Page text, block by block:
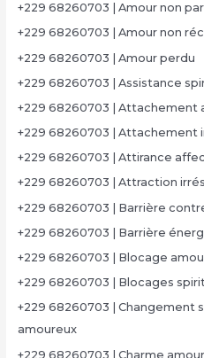
+229 68260703 | Amour non
+229 68260703 | Amour non
+229 68260703 | Amour perdu
+229 68260703 | Assistance
+229 68260703 | Attachement
+229 68260703 | Attachement
+229 68260703 | Attirance
+229 68260703 | Attraction
+229 68260703 | Barrière
+229 68260703 | Barrière
+229 68260703 | Blocage
+229 68260703 | Blocages
+229 68260703 |
amoureux
+229 68260703 | Charme